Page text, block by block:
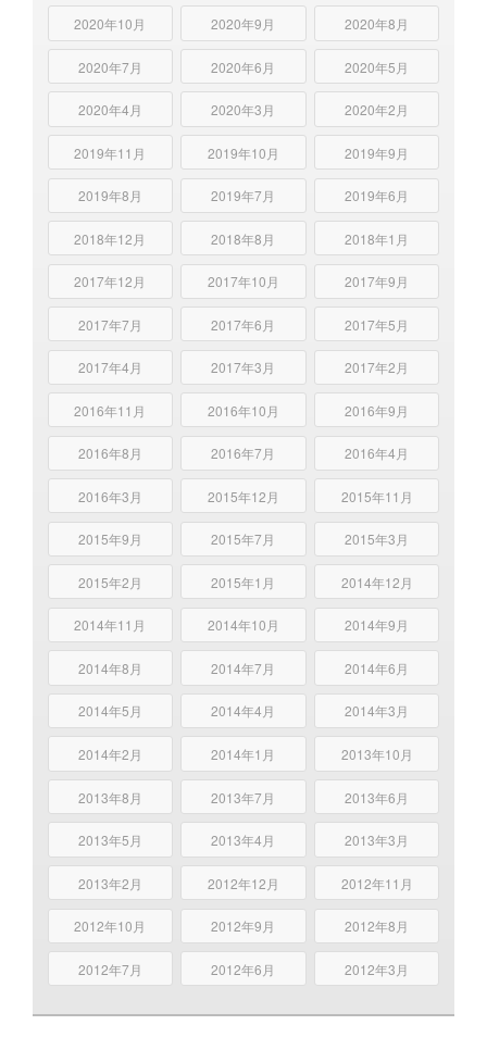
2020年10月 2020年9月 2020年8月
2020年7月 2020年6月 2020年5月
2020年4月 2020年3月 2020年2月
2019年11月 2019年10月 2019年9月
2019年8月 2019年7月 2019年6月
2018年12月 2018年8月 2018年1月
2017年12月 2017年10月 2017年9月
2017年7月 2017年6月 2017年5月
2017年4月 2017年3月 2017年2月
2016年11月 2016年10月 2016年9月
2016年8月 2016年7月 2016年4月
2016年3月 2015年12月 2015年11月
2015年9月 2015年7月 2015年3月
2015年2月 2015年1月 2014年12月
2014年11月 2014年10月 2014年9月
2014年8月 2014年7月 2014年6月
2014年5月 2014年4月 2014年3月
2014年2月 2014年1月 2013年10月
2013年8月 2013年7月 2013年6月
2013年5月 2013年4月 2013年3月
2013年2月 2012年12月 2012年11月
2012年10月 2012年9月 2012年8月
2012年7月 2012年6月 2012年3月